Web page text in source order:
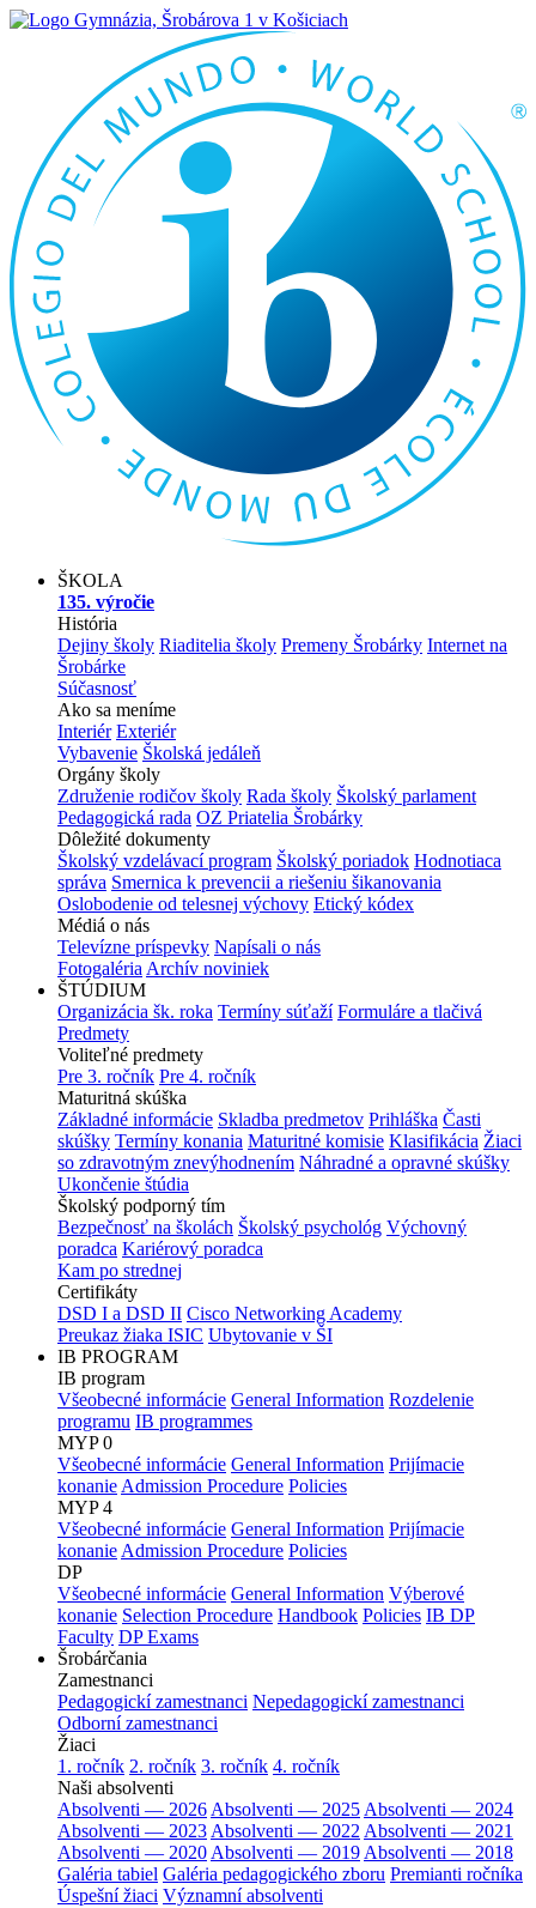
ŠKOLA
135. výročie
História
Dejiny školy Riaditelia školy Premeny Šrobárky Internet na
Šrobárke
Súčasnosť
Ako sa meníme
Interiér Exteriér
Vybavenie Školská jedáleň
Orgány školy
Združenie rodičov školy Rada školy Školský parlament
Pedagogická rada OZ Priatelia Šrobárky
Dôležité dokumenty
Školský vzdelávací program Školský poriadok Hodnotiaca
správa Smernica k prevencii a riešeniu šikanovania
Oslobodenie od telesnej výchovy Etický kódex
Médiá o nás
Televízne príspevky Napísali o nás
Fotogaléria Archív noviniek
ŠTÚDIUM
Organizácia šk. roka Termíny súťaží Formuláre a tlačivá
Predmety
Voliteľné predmety
Pre 3. ročník Pre 4. ročník
Maturitná skúška
Základné informácie Skladba predmetov Prihláška Časti
skúšky Termíny konania Maturitné komisie Klasifikácia Žiaci
so zdravotným znevýhodnením Náhradné a opravné skúšky
Ukončenie štúdia
Školský podporný tím
Bezpečnosť na školách Školský psychológ Výchovný
poradca Kariérový poradca
Kam po strednej
Certifikáty
DSD I a DSD II Cisco Networking Academy
Preukaz žiaka ISIC Ubytovanie v ŠI
IB PROGRAM
IB program
Všeobecné informácie General Information Rozdelenie
programu IB programmes
MYP 0
Všeobecné informácie General Information Prijímacie
konanie Admission Procedure Policies
MYP 4
Všeobecné informácie General Information Prijímacie
konanie Admission Procedure Policies
DP
Všeobecné informácie General Information Výberové
konanie Selection Procedure Handbook Policies IB DP
Faculty DP Exams
Šrobárčania
Zamestnanci
Pedagogickí zamestnanci Nepedagogickí zamestnanci
Odborní zamestnanci
Žiaci
1. ročník 2. ročník 3. ročník 4. ročník
Naši absolventi
Absolventi — 2026 Absolventi — 2025 Absolventi — 2024
Absolventi — 2023 Absolventi — 2022 Absolventi — 2021
Absolventi — 2020 Absolventi — 2019 Absolventi — 2018
Galéria tabiel Galéria pedagogického zboru Premianti ročníka
Úspešní žiaci Významní absolventi